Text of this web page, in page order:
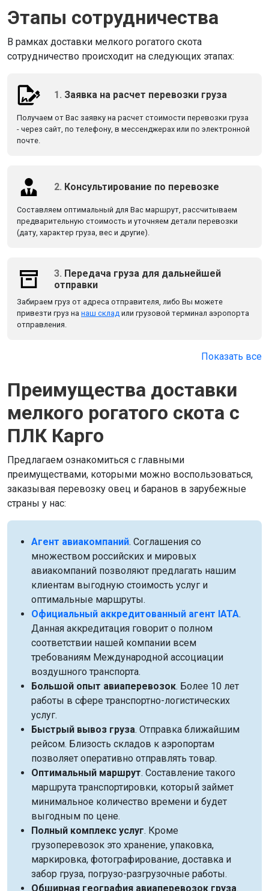
Этапы сотрудничества
В рамках доставки мелкого рогатого скота
сотрудничество происходит на следующих этапах:
1. Заявка на расчет перевозки груза
Получаем от Вас заявку на расчет стоимости перевозки груза
- через сайт, по телефону, в мессенджерах или по электронной
почте.
2. Консультирование по перевозке
Составляем оптимальный для Вас маршрут, рассчитываем
предварительную стоимость и уточняем детали перевозки
(дату, характер груза, вес и другие).
3. Передача груза для дальнейшей
отправки
Забираем груз от адреса отправителя, либо Вы можете
привезти груз на наш склад или грузовой терминал аэропорта
отправления.
Показать все
Преимущества доставки
мелкого рогатого скота c
ПЛК Карго
Предлагаем ознакомиться с главными
преимуществами, которыми можно воспользоваться,
заказывая перевозку овец и баранов в зарубежные
страны у нас:
Агент авиакомпаний. Соглашения со
множеством российских и мировых
авиакомпаний позволяют предлагать нашим
клиентам выгодную стоимость услуг и
оптимальные маршруты.
Официальный аккредитованный агент IATA.
Данная аккредитация говорит о полном
соответствии нашей компании всем
требованиям Международной ассоциации
воздушного транспорта.
Большой опыт авиаперевозок. Более 10 лет
работы в сфере транспортно-логистических
услуг.
Быстрый вывоз груза. Отправка ближайшим
рейсом. Близость складов к аэропортам
позволяет оперативно отправлять товар.
Оптимальный маршрут. Составление такого
маршрута транспортировки, который займет
минимальное количество времени и будет
выгодным по цене.
Полный комплекс услуг. Кроме
грузоперевозок это хранение, упаковка,
маркировка, фотографирование, доставка и
забор груза, погрузо-разгрузочные работы.
Обширная география авиаперевозок груза.